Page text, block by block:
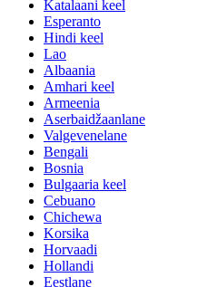
Katalaani keel
Esperanto
Hindi keel
Lao
Albaania
Amhari keel
Armeenia
Aserbaidžaanlane
Valgevenelane
Bengali
Bosnia
Bulgaaria keel
Cebuano
Chichewa
Korsika
Horvaadi
Hollandi
Eestlane